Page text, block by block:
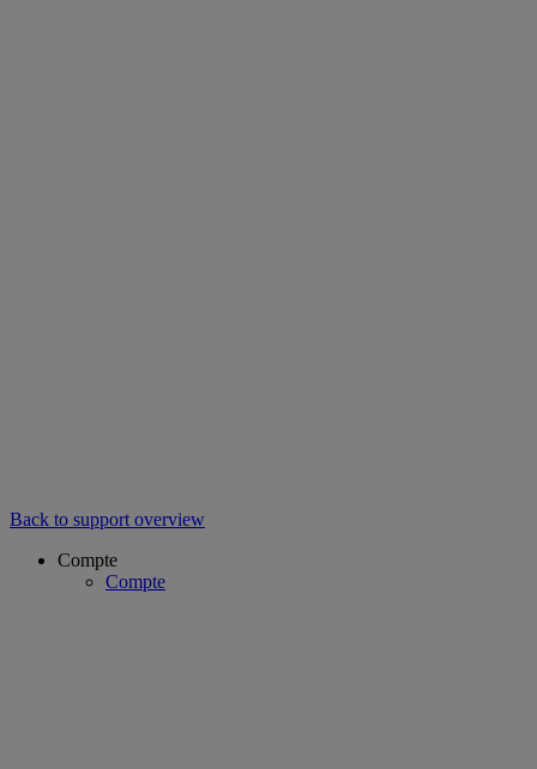
Back to support overview
Compte
Compte